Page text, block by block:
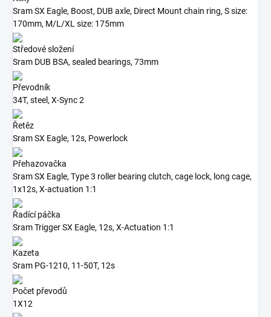
Sram SX Eagle, Boost, DUB axle, Direct Mount chain ring, S size:
170mm, M/L/XL size: 175mm
Středové složení
Sram DUB BSA, sealed bearings, 73mm
Převodník
34T, steel, X-Sync 2
Řetěz
Sram SX Eagle, 12s, Powerlock
Přehazovačka
Sram SX Eagle, Type 3 roller bearing clutch, cage lock, long cage,
1x12s, X-actuation 1:1
Řadící páčka
Sram Trigger SX Eagle, 12s, X-Actuation 1:1
Kazeta
Sram PG-1210, 11-50T, 12s
Počet převodů
1X12